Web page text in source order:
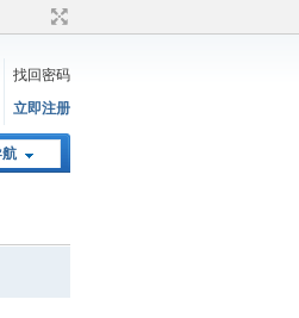
找回密码
立即注册